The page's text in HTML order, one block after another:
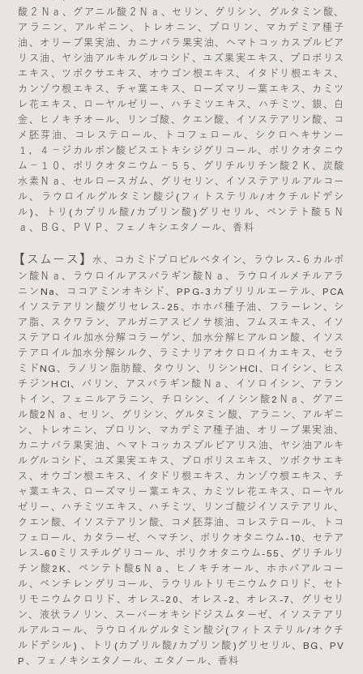
酸２Ｎａ、グアニル酸２Ｎａ、セリン、グリシン、グルタミン酸、
アラニン、アルギニン、トレオニン、プロリン、マカデミア種子
油、オリーブ果実油、カニナバラ果実油、ヘマトコッカスプルビア
リス油、ヤシ油アルキルグルコシド、ユズ果実エキス、プロポリス
エキス、ツボクサエキス、オウゴン根エキス、イタドリ根エキス、
カンゾウ根エキス、チャ葉エキス、ローズマリー葉エキス、カミツ
レ花エキス、ローヤルゼリー、ハチミツエキス、ハチミツ、銀、白
金、ヒノキチオール、リンゴ酸、クエン酸、イソステアリン酸、コ
メ胚芽油、コレステロール、トコフェロール、シクロヘキサンー
１，４－ジカルボン酸ビスエトキシジグリコール、ポリクオタニウ
ム－１０、ポリクオタニウム－５５、グリチルリチン酸２Ｋ、炭酸
水素Ｎａ、セルロースガム、グリセリン、イソステアリルアルコー
ル、ラウロイルグルタミン酸ジ(フィトステリル/オクチルドデシ
ル)、トリ(カプリル酸/カプリン酸)グリセリル、ペンテト酸５Ｎ
ａ、ＢＧ、ＰＶＰ、フェノキシエタノール、香料
【スムース】水、コカミドプロピルベタイン、ラウレス-６カルボ
ン酸Ｎａ、ラウロイルアスパラギン酸Ｎａ、ラウロイルメチルアラ
ニンNa、ココアミンオキシド、PPG-3カプリリルエーテル、PCA
イソステアリン酸グリセレス-25、ホホバ種子油、フラーレン、シ
ア脂、スクワラン、アルガニアスピノサ核油、フムスエキス、イソ
ステアロイル加水分解コラーゲン、加水分解ヒアルロン酸、イソス
テアロイル加水分解シルク、ラミナリアオクロロイカエキス、セラ
ミドNG、ラノリン脂肪酸、タウリン、リシンHCl、ロイシン、ヒス
チジンHCl、バリン、アスパラギン酸Ｎａ、イソロイシン、アラン
トイン、フェニルアラニン、チロシン、イノシン酸2Ｎａ、グアニ
ル酸2Ｎａ、セリン、グリシン、グルタミン酸、アラニン、アルギニ
ン、トレオニン、プロリン、マカデミア種子油、オリーブ果実油、
カニナバラ果実油、ヘマトコッカスプルビアリス油、ヤシ油アルキ
ルグルコシド、ユズ果実エキス、プロポリスエキス、ツボクサエキ
ス、オウゴン根エキス、イタドリ根エキス、カンゾウ根エキス、チ
ャ葉エキス、ローズマリー葉エキス、カミツレ花エキス、ローヤル
ゼリー、ハチミツエキス、ハチミツ、リンゴ酸ジイソステアリル、
クエン酸、イソステアリン酸、コメ胚芽油、コレステロール、トコ
フェロール、カタラーゼ、ヘマチン、ポリクオタニウム-10、セテア
レス-60ミリスチルグリコール、ポリクオタニウム-55、グリチルリ
チン酸2K、ペンテト酸5Ｎａ、ヒノキチオール、ホホバアルコー
ル、ペンチレングリコール、ラウリルトリモニウムクロリド、セト
リモニウムクロリド、オレス-20、オレス-2、オレス-7、グリセリ
ン、液状ラノリン、スーパーオキシドジスムターゼ、イソステアリ
ルアルコール、ラウロイルグルタミン酸ジ(フィトステリル/オクチ
ルドデシル) 、トリ(カプリル酸/カプリン酸)グリセリル、BG、PV
P、フェノキシエタノール、エタノール、香料